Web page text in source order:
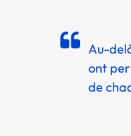
Au-
ont
de